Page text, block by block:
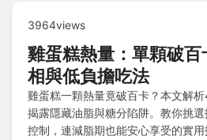
3964views
雞蛋糕熱量：單顆破
相與低負擔吃法
雞蛋糕一顆熱量竟破百卡？本文解
揭露隱藏油脂與糖分陷阱。教你挑
控制，連減脂期也能安心享受的實用